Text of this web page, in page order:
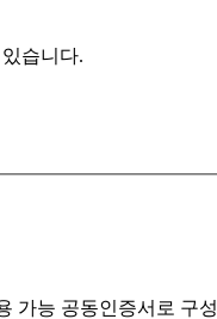
습니다.
가능 공동인증서로 구성